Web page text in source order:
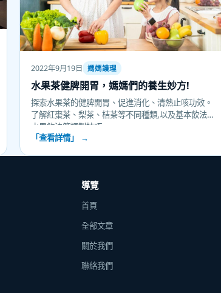
2022年9月19日 媽媽護理
水果茶健脾開胃，媽媽們的養生妙方!
探索水果茶的健脾開胃、促進消化、清熱止咳功效。
了解紅棗茶、梨茶、桔茶等不同種類,以及基本飲法、
水果飲法等調製技巧。
「查看詳情」 →
導覽
首頁
全部文章
關於我們
聯絡我們